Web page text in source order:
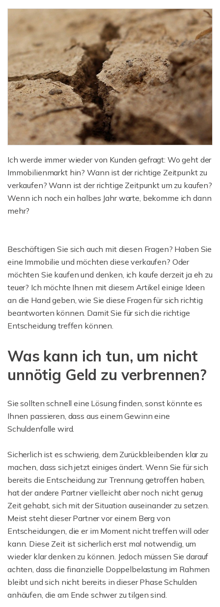
Ich werde immer wieder von Kunden gefragt: Wo geht der
Immobilienmarkt hin? Wann ist der richtige Zeitpunkt zu
verkaufen? Wann ist der richtige Zeitpunkt um zu kaufen?
Wenn ich noch ein halbes Jahr warte, bekomme ich dann
mehr?
Beschäftigen Sie sich auch mit diesen Fragen? Haben Sie
eine Immobilie und möchten diese verkaufen? Oder
möchten Sie kaufen und denken, ich kaufe derzeit ja eh zu
teuer? Ich möchte Ihnen mit diesem Artikel einige Ideen
an die Hand geben, wie Sie diese Fragen für sich richtig
beantworten können. Damit Sie für sich die richtige
Entscheidung treffen können.
Was kann ich tun, um nicht
unnötig Geld zu verbrennen?
Sie sollten schnell eine Lösung finden, sonst könnte es
Ihnen passieren, dass aus einem Gewinn eine
Schuldenfalle wird.
Sicherlich ist es schwierig, dem Zurückbleibenden klar zu
machen, dass sich jetzt einiges ändert. Wenn Sie für sich
bereits die Entscheidung zur Trennung getroffen haben,
hat der andere Partner vielleicht aber noch nicht genug
Zeit gehabt, sich mit der Situation auseinander zu setzen.
Meist steht dieser Partner vor einem Berg von
Entscheidungen, die er im Moment nicht treffen will oder
kann. Diese Zeit ist sicherlich erst mal notwendig, um
wieder klar denken zu können. Jedoch müssen Sie darauf
achten, dass die finanzielle Doppelbelastung im Rahmen
bleibt und sich nicht bereits in dieser Phase Schulden
anhäufen, die am Ende schwer zu tilgen sind.